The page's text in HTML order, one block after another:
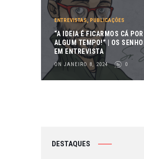
ENTREVISTAS, PUBLICAÇÕES
“A IDEIA É FICARMOS CÁ POR
ALGUM TEMPO!” | OS
EM ENTREVISTA
ON JANEIRO 8, 2024 0
DESTAQUES